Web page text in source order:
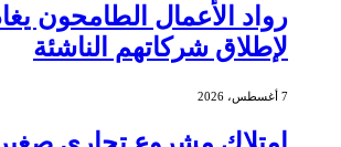
رواد الأعمال الطامحون
لإطلاق شركاتهم الناشئة
7 أغسطس، 2026